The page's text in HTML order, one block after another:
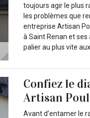
toujours agir le plus
les problèmes que
entreprise Artisan
à Saint Renan et
palier au plus vite
Confiez le
Artisan
Avant d’entamer le